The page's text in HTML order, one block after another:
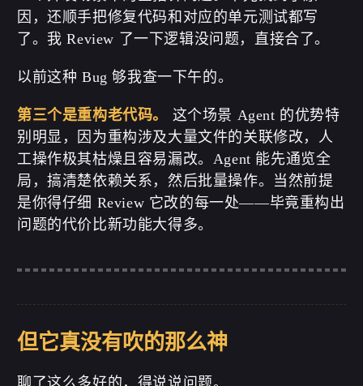
因，还顺手把修复代码和对应的单元测试都写
了。我 Review 了一下逻辑没问题，直接合了。
以前这种 Bug 够我查一下午的。
第三个是重构老代码。
这个场景 Agent 的优势特
别明显，因为重构涉及大量文件的关联修改，人
工操作极其枯燥且容易漏改。Agent 能先通览全
局，搞清楚依赖关系，然后批量操作。当然前提
是你得仔细 Review 它改的每一处——毕竟重构出
问题的代价比新功能大得多。
但它真没有吹的那么神
聊了这么多好的，得说说问题。